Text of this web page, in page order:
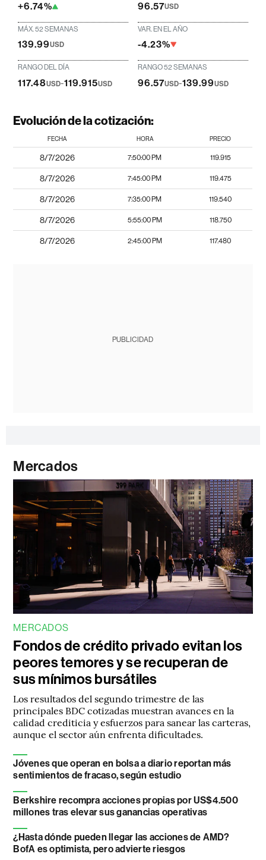
+6.74% 96.57USD
MÁX. 52 SEMANAS
139.99USD
VAR. EN EL AÑO
-4.23%
RANGO DEL DÍA
117.48USD-119.915USD
RANGO 52 SEMANAS
96.57USD-139.99USD
Evolución de la cotización:
FECHA HORA PRECIO
8/7/2026 7:50:00 PM 119.915
8/7/2026 7:45:00 PM 119.475
8/7/2026 7:35:00 PM 119.540
8/7/2026 5:55:00 PM 118.750
8/7/2026 2:45:00 PM 117.480
PUBLICIDAD
Mercados
MERCADOS
Fondos de crédito privado evitan los
peores temores y se recuperan de
sus mínimos bursátiles
Los resultados del segundo trimestre de las
principales BDC cotizadas muestran avances en la
calidad crediticia y esfuerzos para sanear las carteras,
aunque el sector aún enfrenta dificultades.
Jóvenes que operan en bolsa a diario reportan más
sentimientos de fracaso, según estudio
Berkshire recompra acciones propias por US$4.500
millones tras elevar sus ganancias operativas
¿Hasta dónde pueden llegar las acciones de AMD?
BofA es optimista, pero advierte riesgos